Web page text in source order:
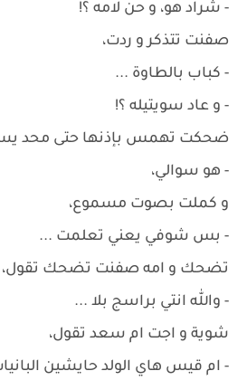
- شراد هو، و حن لامه ؟!
صفنت تتذكر و ردت،
- كباب بالطاوة ...
- و عاد سويتيله ؟!
ضحكت تهمس بإذنها حتى محد
- هو سوالي،
و كملت بصوت مسموع،
- بس شوفي يعني تعلمت ...
تضحك و امه صفنت تضحك تقول،
- والله انتي براسج بلا ...
شوية و اجت ام سعد تقول،
- ام قيس هاي الولد حايشين